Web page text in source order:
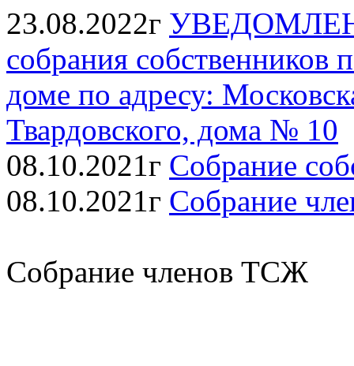
23.08.2022г
собрания
доме по адресу:
Твардовского, дома № 10
08.10.2021г Собрание
08.10.2021г Собрание
Собрание членов ТСЖ